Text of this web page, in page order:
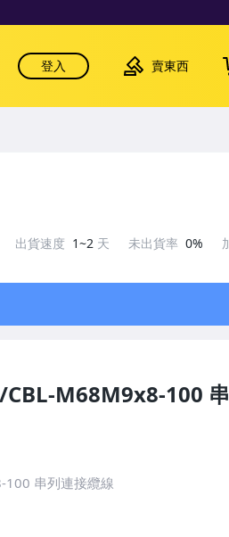
登入 賣東西
M68M9x8-100
100 串列連接纜線
出貨速度 1~2 天 未出貨率 0%